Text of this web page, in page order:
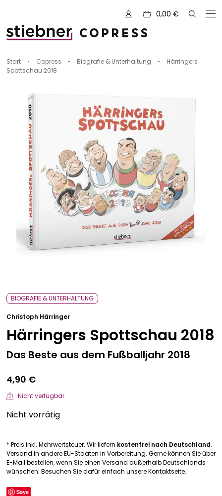
0,00 €
Alle Bücher
Neue Bücher
Kreativ mit Garn
Nähen und Fashion
Zeichnen, Gestalten & Design
Kulinarik & Genuss
Abenteuer & Outdoor
Bavarica & Karikaturen
NOVUM
Vorschauen
Sale
Start • Copress • Biografie & Unterhaltung •
Härringers
Spottschau 2018
BIOGRAFIE & UNTERHALTUNG
Christoph Härringer
Härringers Spottschau 2018
Das Beste aus dem Fußballjahr 2018
4,90 €
Nicht verfügbar
Nicht vorrätig
* Preis inkl. Mehrwertsteuer. Wir liefern kostenfrei nach Deutschland.
Versand in andere EU-Staaten in Vorbereitung. Gerne können Sie über
E-Mail bestellen, wenn Sie einen Versand außerhalb Deutschlands
wünschen. Besuchen Sie dafür einfach unsere Kontaktseite.
Save